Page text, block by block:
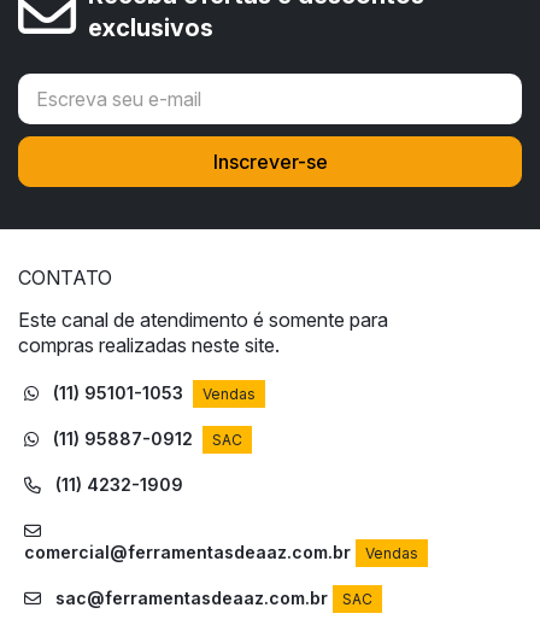
exclusivos
CONTATO
Este canal de atendimento é somente para
compras realizadas neste site.
(11) 95101-1053 Vendas
(11) 95887-0912 SAC
(11) 4232-1909
comercial@ferramentasdeaaz.com.br Vendas
sac@ferramentasdeaaz.com.br SAC